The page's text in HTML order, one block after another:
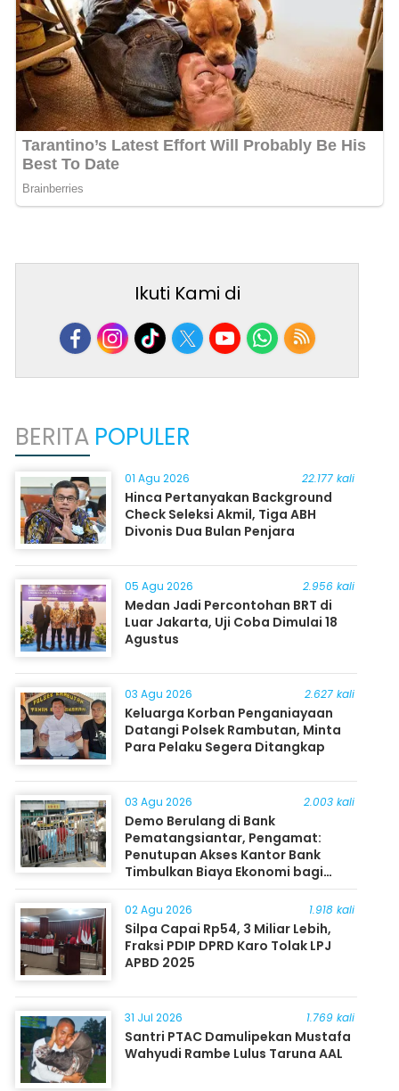
Ikuti Kami di
BERITA POPULER
01 Agu 2026 22.177 kali
Hinca Pertanyakan Background
Check Seleksi Akmil, Tiga ABH
Divonis Dua Bulan Penjara
05 Agu 2026 2.956 kali
Medan Jadi Percontohan BRT di
Luar Jakarta, Uji Coba Dimulai 18
Agustus
03 Agu 2026 2.627 kali
Keluarga Korban Penganiayaan
Datangi Polsek Rambutan, Minta
Para Pelaku Segera Ditangkap
03 Agu 2026 2.003 kali
Demo Berulang di Bank
Pematangsiantar, Pengamat:
Penutupan Akses Kantor Bank
Timbulkan Biaya Ekonomi bagi
Masyarakat
02 Agu 2026 1.918 kali
Silpa Capai Rp54, 3 Miliar Lebih,
Fraksi PDIP DPRD Karo Tolak LPJ
APBD 2025
31 Jul 2026 1.769 kali
Santri PTAC Damulipekan Mustafa
Wahyudi Rambe Lulus Taruna AAL